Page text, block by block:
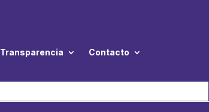
Transparencia Contacto